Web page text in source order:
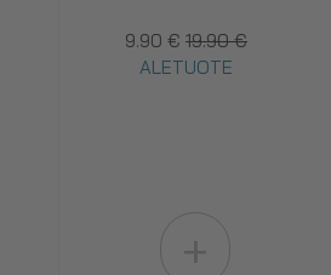
9.90 € 19.90 €
ALETUOTE